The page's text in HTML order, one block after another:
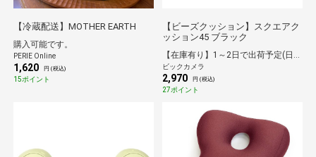
【冷蔵配送】MOTHER EARTH
購入可能です。
PERIE Online
1,620 円 (税込)
15ポイント
【ビーズクッション】スクエアク
ッション45 ブラック
【在庫有り】1～2日で出荷予定(日付指定可)
ビックカメラ
2,970 円 (税込)
27ポイント